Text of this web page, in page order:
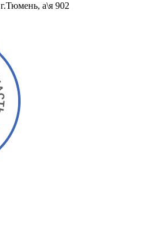
г.Тюмень, а\я 902